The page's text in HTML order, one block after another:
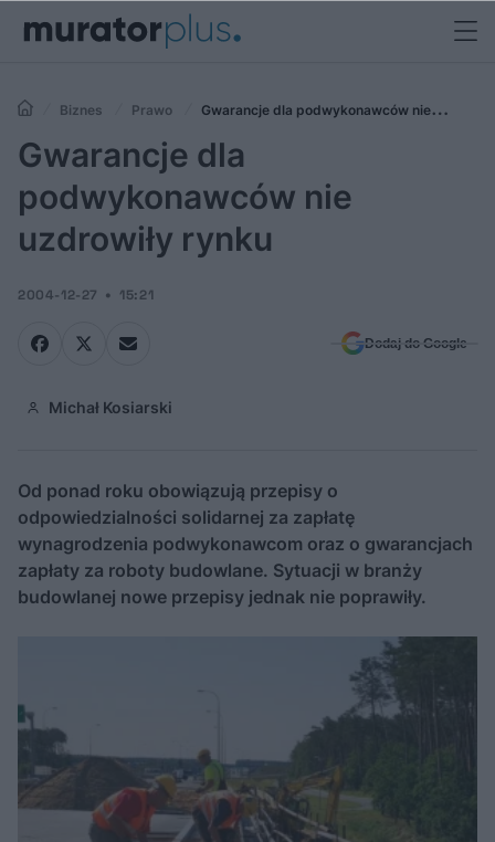
Biznes Prawo
Gwarancje dla podwykonawców nie
uzdrowiły rynku
Gwarancje dla
podwykonawców nie
uzdrowiły rynku
2004-12-27 15:21
Dodaj do Google
Michał Kosiarski
Od ponad roku obowiązują przepisy o
odpowiedzialności solidarnej za zapłatę
wynagrodzenia podwykonawcom oraz o gwarancjach
zapłaty za roboty budowlane. Sytuacji w branży
budowlanej nowe przepisy jednak nie poprawiły.